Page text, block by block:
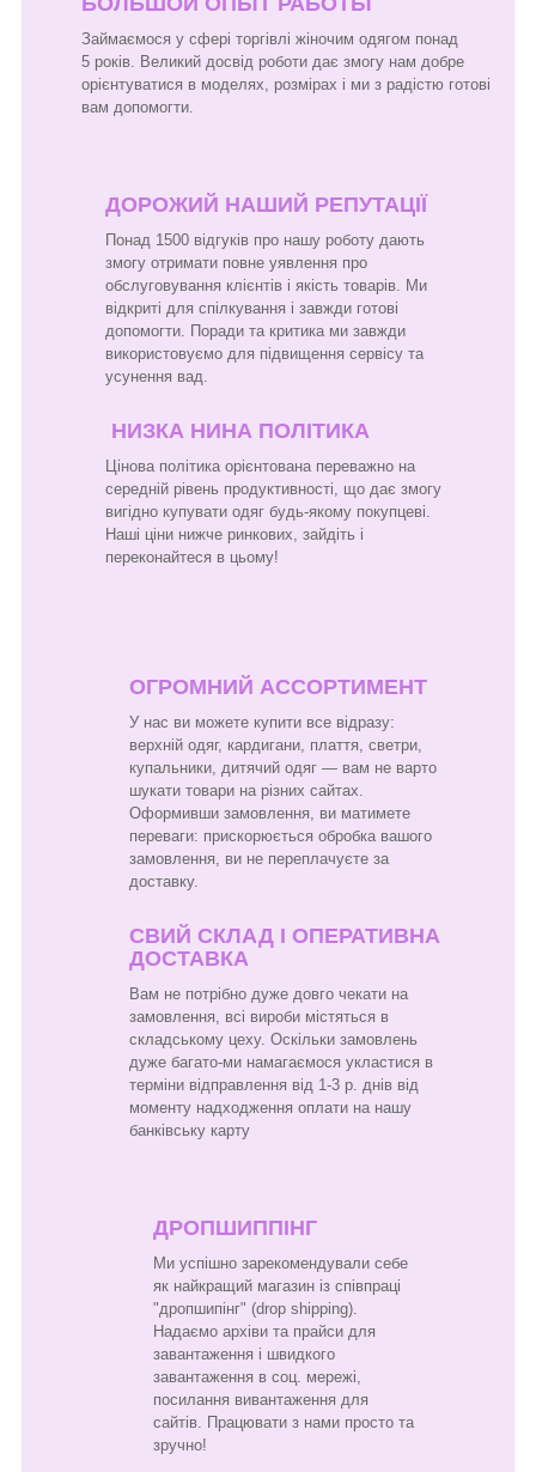
Займаємося у сфері торгівлі жіночим одягом понад
5 років. Великий досвід роботи дає змогу нам добре
орієнтуватися в моделях, розмірах і ми з радістю готові
вам допомогти.
ДОРОЖИЙ НАШИЙ РЕПУТАЦІЇ
Понад 1500 відгуків про нашу роботу дають
змогу отримати повне уявлення про
обслуговування клієнтів і якість товарів. Ми
відкриті для спілкування і завжди готові
допомогти. Поради та критика ми завжди
використовуємо для підвищення сервісу та
усунення вад.
НИЗКА НИНА ПОЛІТИКА
Цінова політика орієнтована переважно на
середній рівень продуктивності, що дає змогу
вигідно купувати одяг будь-якому покупцеві.
Наші ціни нижче ринкових, зайдіть і
переконайтеся в цьому!
ОГРОМНИЙ АССОРТИМЕНТ
У нас ви можете купити все відразу:
верхній одяг, кардигани, плаття, светри,
купальники, дитячий одяг — вам не варто
шукати товари на різних сайтах.
Оформивши замовлення, ви матимете
переваги: прискорюється обробка вашого
замовлення, ви не переплачуєте за
доставку.
СВИЙ СКЛАД І ОПЕРАТИВНА
ДОСТАВКА
Вам не потрібно дуже довго чекати на
замовлення, всі вироби містяться в
складському цеху. Оскільки замовлень
дуже багато-ми намагаємося укластися в
терміни відправлення від 1-3 р. днів від
моменту надходження оплати на нашу
банківську карту
ДРОПШИППІНГ
Ми успішно зарекомендували себе
як найкращий магазин із співпраці
"дропшипінг" (drop shipping).
Надаємо архіви та прайси для
завантаження і швидкого
завантаження в соц. мережі,
посилання вивантаження для
сайтів. Працювати з нами просто та
зручно!